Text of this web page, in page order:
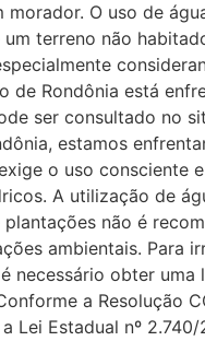
morador. O uso de
terreno não
de Rondônia está
ser consultado no
estamos
o uso consciente
A utilização de
não é
ambientais. Para
necessário obter uma
a Resolução
Lei Estadual nº